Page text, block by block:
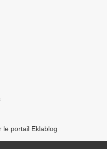
le portail Eklablog